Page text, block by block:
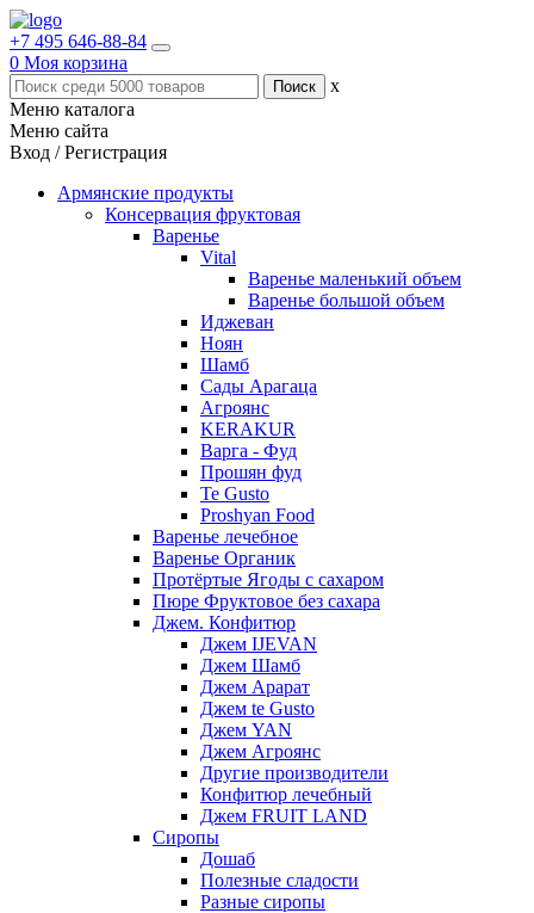
+7 495 646-88-84
0 Моя корзина
x
Меню каталога
Меню сайта
Вход / Регистрация
Армянские продукты
Консервация фруктовая
Варенье
Vital
Варенье маленький объем
Варенье большой объем
Иджеван
Ноян
Шамб
Сады Арагаца
Агроянс
KERAKUR
Варга - Фуд
Прошян фуд
Te Gusto
Proshyan Food
Варенье лечебное
Варенье Органик
Протёртые Ягоды с сахаром
Пюре Фруктовое без сахара
Джем. Конфитюр
Джем IJEVAN
Джем Шамб
Джем Арарат
Джем te Gusto
Джем YAN
Джем Агроянс
Другие производители
Конфитюр лечебный
Джем FRUIT LAND
Сиропы
Дошаб
Полезные сладости
Разные сиропы